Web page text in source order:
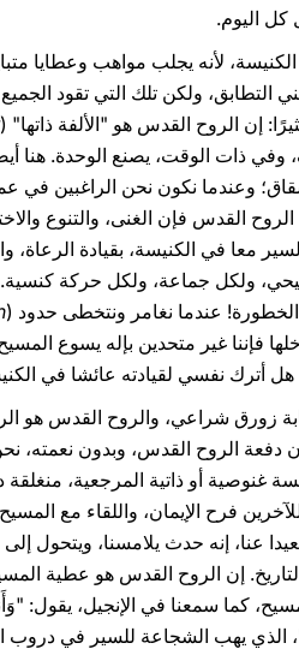
كل اليوم.
لأنه يجلب مواهب وعطايا
التطابق، ولكن تلك التي تقود
إن الروح القدس هو "الألفة ذاتها" (
وفي ذات الوقت، يصنع الوحدة. هنا
وعندما نكون نحن الراغبين
القدس فإن الغنى، والتنوع
معا في الكنيسة، بقيادة الرعاة،
ولكل جماعة، ولكل حركة
عندما نغامر ونتخطى حدود (
أترك نفسي لقيادته عائشا في
زورق شراعي، والروح القدس
دفعة الروح القدس، وبدون نعمته،
أو ذاتية المرجعية، منغلقة
فرح الإيمان، واللقاء مع
عنا، إنه حدث يلامسنا، ويتحول
إن الروح القدس هو عطية
كما سمعنا في الإنجيل، يقول:
"المعزي"، الذي يهب الشجاعة للسير في